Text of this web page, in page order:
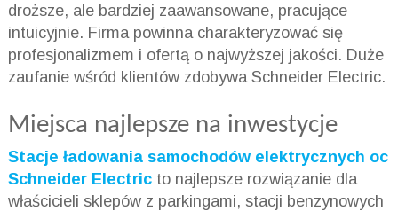
droższe, ale bardziej zaawansowane, pracujące
intuicyjnie. Firma powinna charakteryzować się
profesjonalizmem i ofertą o najwyższej jakości. Duże
zaufanie wśród klientów zdobywa Schneider Electric.
Miejsca najlepsze na inwestycje
Stacje ładowania samochodów elektrycznych oc
Schneider Electric to najlepsze rozwiązanie dla
właścicieli sklepów z parkingami, stacji benzynowych